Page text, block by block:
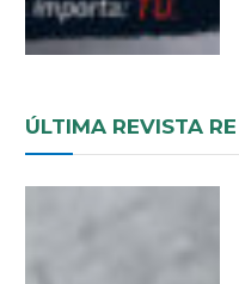
ÚLTIMA REVISTA RE